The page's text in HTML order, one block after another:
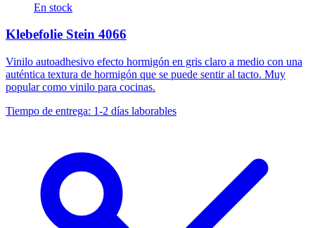
En stock
Klebefolie Stein 4066
Vinilo autoadhesivo efecto hormigón en gris claro a medio con una
auténtica textura de hormigón que se puede sentir al tacto. Muy
popular como vinilo para cocinas.
Tiempo de entrega: 1-2 días laborables